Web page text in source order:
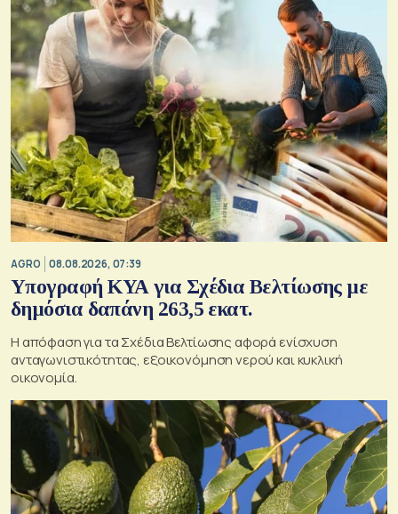
AGRO 08.08.2026, 07:39
Υπογραφή ΚΥΑ για Σχέδια Βελτίωσης με
δημόσια δαπάνη 263,5 εκατ.
Η απόφαση για τα Σχέδια Βελτίωσης αφορά ενίσχυση
ανταγωνιστικότητας, εξοικονόμηση νερού και κυκλική
οικονομία.